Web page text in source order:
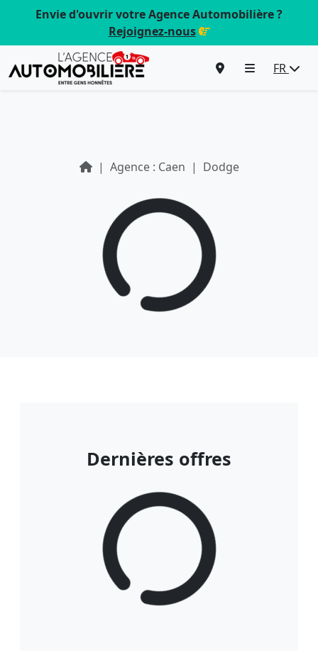
Envie d'ouvrir votre Agence Automobilière ?
Rejoignez-nous
FR
Agence : Caen Dodge
Dernières offres